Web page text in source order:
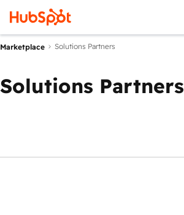
Marketplace Solutions Partners
Solutions Partners